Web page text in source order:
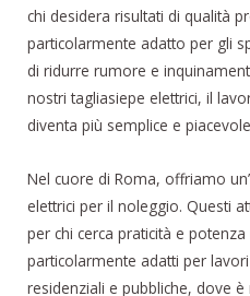
chi desidera risultati di qualità
particolarmente adatto per gli
di ridurre rumore e
nostri tagliasiepe elettrici, il
diventa più semplice e
Nel cuore di Roma, offriamo
elettrici per il noleggio. Questi
per chi cerca praticità e
particolarmente adatti per
residenziali e pubbliche, dove